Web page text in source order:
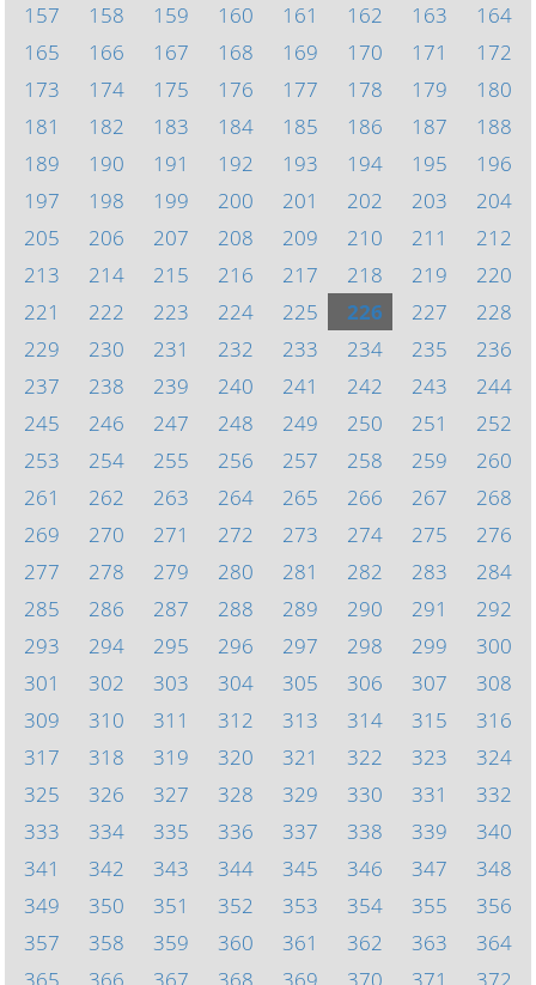
157
158 159 160 161 162 163
164
165
166 167 168 169 170 171
172
173
174 175 176 177 178 179
180
181
182 183 184 185 186 187
188
189
190 191 192 193 194 195
196
197
198 199 200 201 202 203
204
205
206 207 208 209 210 211
212
213
214 215 216 217 218 219
220
221
222 223 224 225 226 227
228
229
230 231 232 233 234 235
236
237
238 239 240 241 242 243
244
245
246 247 248 249 250 251
252
253
254 255 256 257 258 259
260
261
262 263 264 265 266 267
268
269
270 271 272 273 274 275
276
277
278 279 280 281 282 283
284
285
286 287 288 289 290 291
292
293
294 295 296 297 298 299
300
301
302 303 304 305 306 307
308
309
310 311 312 313 314 315
316
317
318 319 320 321 322 323
324
325
326 327 328 329 330 331
332
333
334 335 336 337 338 339
340
341
342 343 344 345 346 347
348
349
350 351 352 353 354 355
356
357
358 359 360 361 362 363
364